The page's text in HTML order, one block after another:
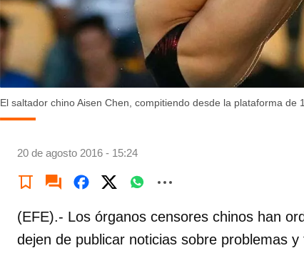
El saltador chino Aisen Chen, compitiendo desde la plataforma de
20 de agosto 2016 - 15:24
(EFE).- Los órganos censores chinos han
dejen de publicar noticias sobre problemas